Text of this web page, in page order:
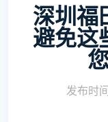
深圳福
避免这
发布时